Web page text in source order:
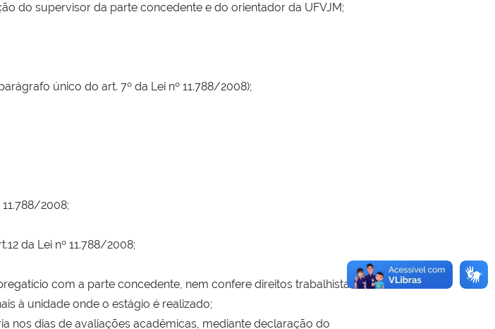
do supervisor da parte concedente e do orientador da UFVJM;
único do art. 7º da Lei nº 11.788/2008);
2008;
da Lei nº 11.788/2008;
com a parte concedente, nem confere direitos trabalhistas;
à unidade onde o estágio é realizado;
nos dias de avaliações acadêmicas, mediante declaração do